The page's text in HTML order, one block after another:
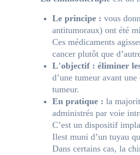
Le principe :vous
antitumoraux) ont été
Ces médicaments
cancer plutôt que
L’objectif : éliminer
d’une tumeur avant
tumeur.
En pratique :la
administrés par voie
C’est un dispositif
Ilest muni d’un tuyau
Dans certains cas, la